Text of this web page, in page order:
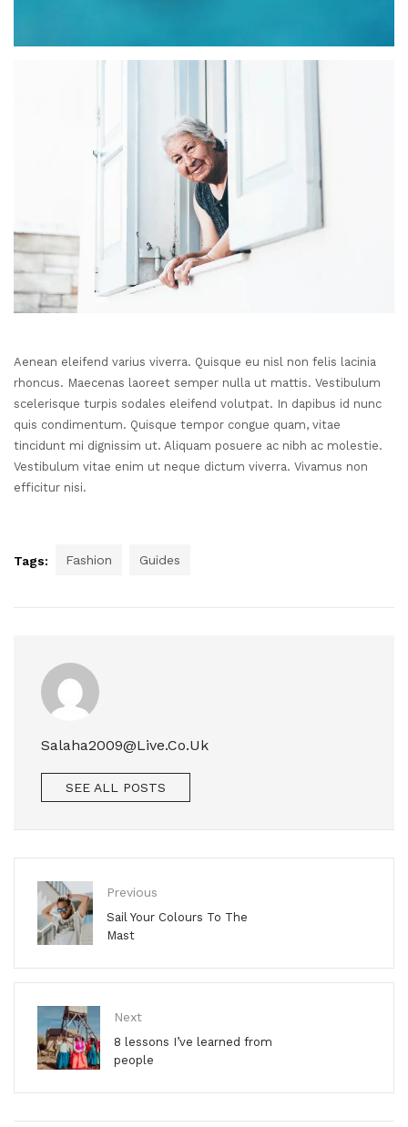
Aenean eleifend varius viverra. Quisque eu nisl non felis lacinia
rhoncus. Maecenas laoreet semper nulla ut mattis. Vestibulum
scelerisque turpis sodales eleifend volutpat. In dapibus id nunc
quis condimentum. Quisque tempor congue quam, vitae
tincidunt mi dignissim ut. Aliquam posuere ac nibh ac molestie.
Vestibulum vitae enim ut neque dictum viverra. Vivamus non
efficitur nisi.
Tags: Fashion Guides
Salaha2009@live.co.uk
SEE ALL POSTS
Previous
Sail Your Colours To The
Mast
Next
8 lessons I’ve learned from
people